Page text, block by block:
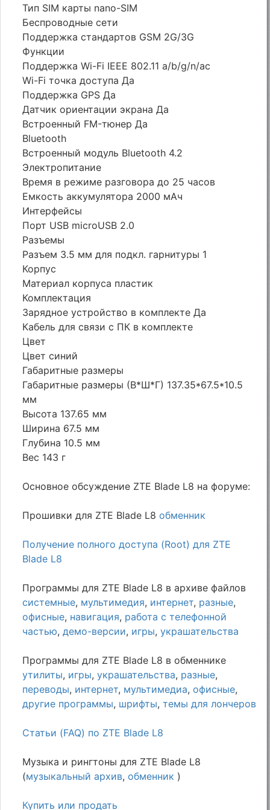
Тип SIM карты nano-SIM
Беспроводные сети
Поддержка стандартов GSM 2G/3G
Функции
Поддержка Wi-Fi IEEE 802.11 a/b/g/n/ac
Wi-Fi точка доступа Да
Поддержка GPS Да
Датчик ориентации экрана Да
Встроенный FM-тюнер Да
Bluetooth
Встроенный модуль Bluetooth 4.2
Электропитание
Время в режиме разговора до 25 часов
Емкость аккумулятора 2000 мАч
Интерфейсы
Порт USB microUSB 2.0
Разъемы
Разъем 3.5 мм для подкл. гарнитуры 1
Корпус
Материал корпуса пластик
Комплектация
Зарядное устройство в комплекте Да
Кабель для связи с ПК в комплекте
Цвет
Цвет синий
Габаритные размеры
Габаритные размеры (В*Ш*Г) 137.35*67.5*10.5
мм
Высота 137.65 мм
Ширина 67.5 мм
Глубина 10.5 мм
Вес 143 г
Основное обсуждение ZTE Blade L8 на форуме:
Прошивки для ZTE Blade L8обменник
Получение полного доступа (Root) для ZTE
Blade L8
Программы для ZTE Blade L8 в архиве файлов
системные, мультимедия, интернет, разные,
офисные, навигация, работа с телефонной
частью,демо-версии, игры,украшательства
Программы для ZTE Blade L8 в обменнике
утилиты, игры,украшательства, разные,
переводы, интернет, мультимедиа,офисные,
другие программы, шрифты,темы для лончеров
Статьи (FAQ) по ZTE Blade L8
Музыка и рингтоны для ZTE Blade L8
(музыкальный архив,обменник )
Купить или продать